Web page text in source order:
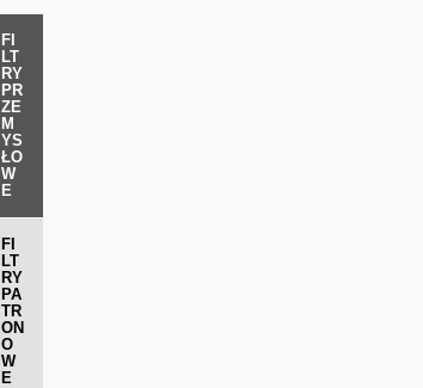
FI
LT
RY
PR
ZE
M
YS
ŁO
W
E
FI
LT
RY
PA
TR
ON
O
W
E